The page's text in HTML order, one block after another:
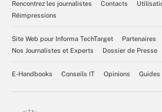
Rencontrez les journalistes
Contacts
Réimpressions
Site Web pour Informa TechTarget Partenaires
Nos Journalistes et Experts
Dossier de Presse
E-Handbooks Conseils IT Opinions Guides